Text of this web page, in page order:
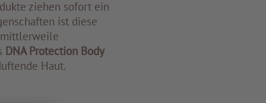
ziehen sofort ein
ist diese
mittlerweile
DNA Protection Body
Haut.